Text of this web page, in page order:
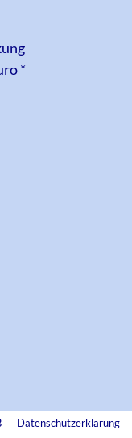
*
Datenschutzerklärung